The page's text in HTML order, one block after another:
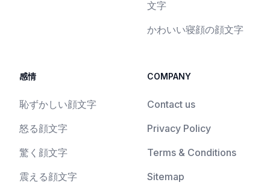
文字
かわいい寝顔の顔文字
感情
恥ずかしい顔文字
怒る顔文字
驚く顔文字
震える顔文字
COMPANY
Contact us
Privacy Policy
Terms & Conditions
Sitemap